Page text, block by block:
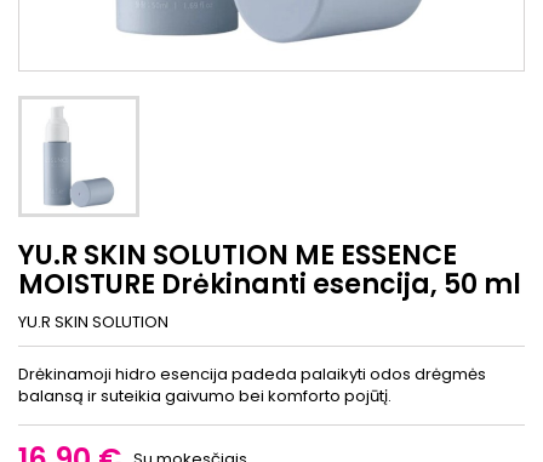
YU.R SKIN SOLUTION ME ESSENCE
MOISTURE Drėkinanti esencija, 50 ml
YU.R SKIN SOLUTION
Drėkinamoji hidro esencija padeda palaikyti odos drėgmės
balansą ir suteikia gaivumo bei komforto pojūtį.